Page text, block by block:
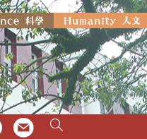
EMAIL